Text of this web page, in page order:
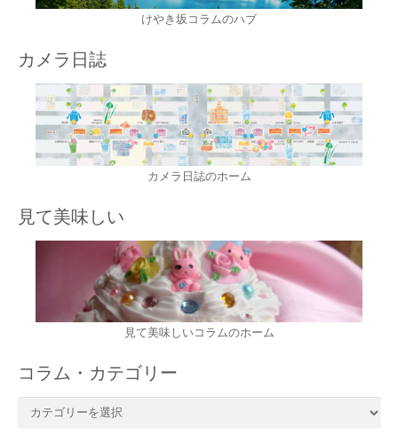
けやき坂コラムのハブ
カメラ日誌
カメラ日誌のホーム
見て美味しい
見て美味しいコラムのホーム
コラム・カテゴリー